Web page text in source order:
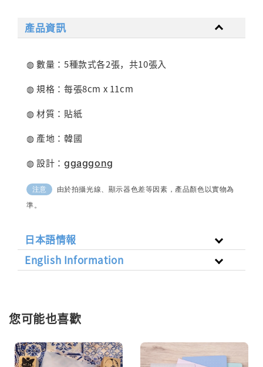
產品資訊
◍ 數量：5種款式各2張，共10張入
◍ 規格：每張8cm x 11cm
◍ 材質：貼紙
◍ 產地：韓國
◍ 設計： ggaggong
注意
由於拍攝光線、顯示器色差等因素，產品顏色以實物為
準。
日本語情報
English Information
您可能也喜歡